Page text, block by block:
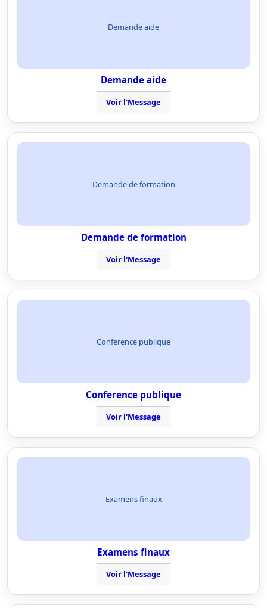
Demande aide
Demande aide
Voir l'Message
Demande de formation
Demande de formation
Voir l'Message
Conference publique
Conference publique
Voir l'Message
Examens finaux
Examens finaux
Voir l'Message